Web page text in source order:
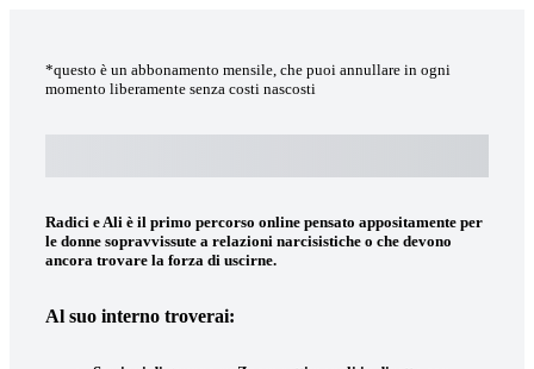
*questo è un abbonamento mensile, che puoi annullare in ogni
momento liberamente senza costi nascosti
Radici e Ali è il primo percorso online pensato appositamente per
le donne sopravvissute a relazioni narcisistiche o che devono
ancora trovare la forza di uscirne.
Al suo interno troverai: